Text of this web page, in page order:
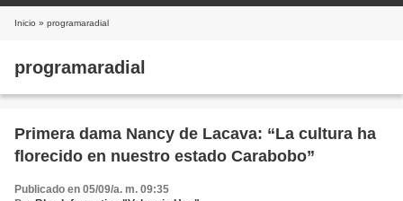
Inicio » programaradial
programaradial
Primera dama Nancy de Lacava: “La cultura ha
florecido en nuestro estado Carabobo”
Publicado en 05/09/a. m. 09:35